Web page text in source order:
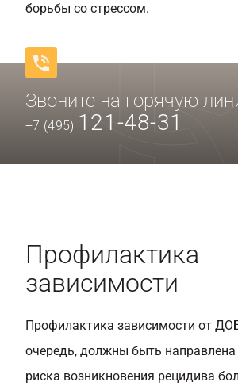
борьбы со стрессом.
Звоните на горячую
+7 (495) 121-48-31
Профилактика
зависимости
Профилактика зависимости от
очередь, должны быть
риска возникновения рецидива